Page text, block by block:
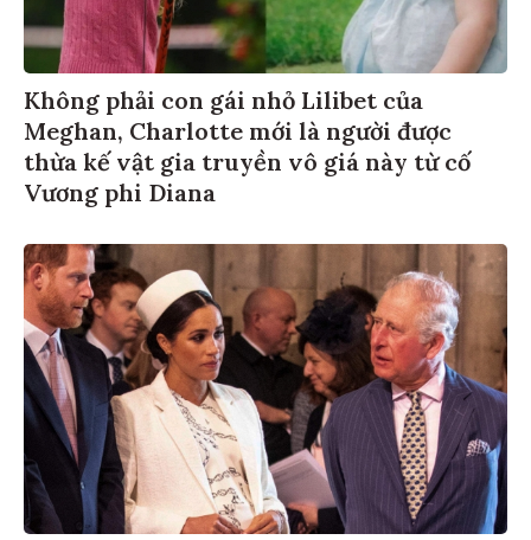
Không phải con gái nhỏ Lilibet của
Meghan, Charlotte mới là người được
thừa kế vật gia truyền vô giá này từ cố
Vương phi Diana